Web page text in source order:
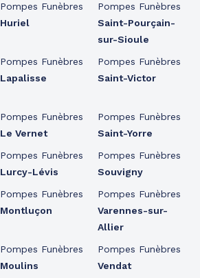
Pompes Funèbres
Huriel
Pompes Funèbres
Lapalisse
Pompes Funèbres
Le Vernet
Pompes Funèbres
Lurcy-Lévis
Pompes Funèbres
Montluçon
Pompes Funèbres
Moulins
Pompes Funèbres
Saint-Pourçain-
sur-Sioule
Pompes Funèbres
Saint-Victor
Pompes Funèbres
Saint-Yorre
Pompes Funèbres
Souvigny
Pompes Funèbres
Varennes-sur-
Allier
Pompes Funèbres
Vendat